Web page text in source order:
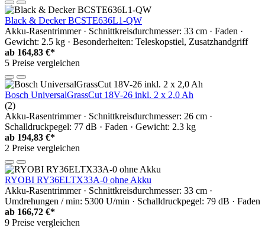
Black & Decker BCSTE636L1-QW
Akku-Rasentrimmer · Schnittkreisdurchmesser: 33 cm · Faden ·
Gewicht: 2.5 kg · Besonderheiten: Teleskopstiel, Zusatzhandgriff
ab 164,83 €*
5 Preise vergleichen
Bosch UniversalGrassCut 18V-26 inkl. 2 x 2,0 Ah
(2)
Akku-Rasentrimmer · Schnittkreisdurchmesser: 26 cm ·
Schalldruckpegel: 77 dB · Faden · Gewicht: 2.3 kg
ab 194,83 €*
2 Preise vergleichen
RYOBI RY36ELTX33A-0 ohne Akku
Akku-Rasentrimmer · Schnittkreisdurchmesser: 33 cm ·
Umdrehungen / min: 5300 U/min · Schalldruckpegel: 79 dB · Faden
ab 166,72 €*
9 Preise vergleichen